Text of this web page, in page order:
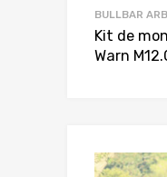
BULLBAR ARB
Kit de
Warn